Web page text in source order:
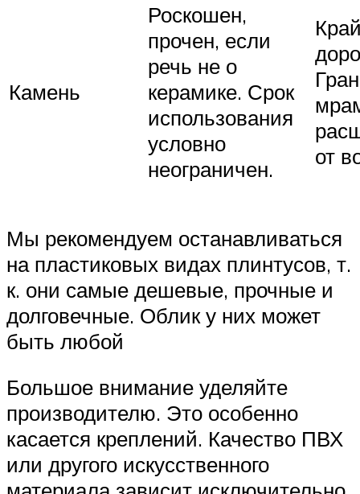
Камень
Роскошен,
прочен, если
речь не о
керамике. Срок
использования
условно
неограничен.
от
Мы рекомендуем останавливаться
на пластиковых видах плинтусов, т.
к. они самые дешевые, прочные и
долговечные. Облик у них может
быть любой
Большое внимание уделяйте
производителю. Это особенно
касается креплений. Качество ПВХ
или другого искусственного